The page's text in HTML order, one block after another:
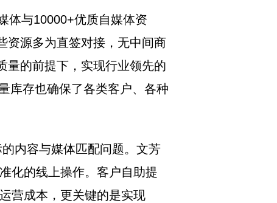
体与10000+优质自媒体资
资源多为直签对接，无中间商
量的前提下，实现行业领先的
库存也确保了各类客户、各种
内容与媒体匹配问题。文芳
化的线上操作。客户自助提
营成本，更关键的是实现